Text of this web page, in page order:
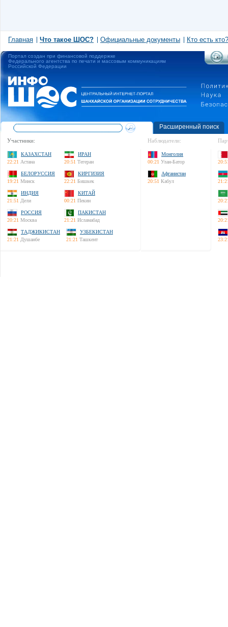
Главная Что такое ШОС? Официальные документы Кто есть кто?
Портал создан при финансовой поддержке
Федерального агентства по печати и массовым коммуникациям
Российской Федерации
Расширенный поиск
Участники:
КАЗАХСТАН
22:21 Астана
ИРАН
20:51 Тегеран
БЕЛОРУССИЯ
19:21 Минск
КИРГИЗИЯ
22:21 Бишкек
ИНДИЯ
21:51 Дели
КИТАЙ
00:21 Пекин
РОССИЯ
20:21 Москва
ПАКИСТАН
21:21 Исламабад
ТАДЖИКИСТАН
21:21 Душанбе
УЗБЕКИСТАН
21:21 Ташкент
Наблюдатели:
Монголия
00:21 Улан-Батор
Афганистан
20:51 Кабул